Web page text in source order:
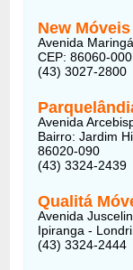
New
Avenida
CEP: 86060-000
(43) 3027-2800
Avenida
Bairro: Jardim
86020-090
(43) 3324-2439
Qualitá
Avenida
Ipiranga -
(43) 3324-2444